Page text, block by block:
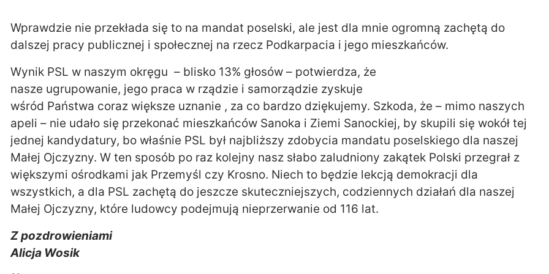
Wprawdzie nie przekłada się to na mandat poselski, ale jest dla mnie ogromną zachętą do
dalszej pracy publicznej i społecznej na rzecz Podkarpacia i jego mieszkańców.
Wynik PSL w naszym okręgu – blisko 13% głosów – potwierdza, że
nasze ugrupowanie, jego praca w rządzie i samorządzie zyskuje
wśród Państwa coraz większe uznanie , za co bardzo dziękujemy. Szkoda, że – mimo naszych
apeli – nie udało się przekonać mieszkańców Sanoka i Ziemi Sanockiej, by skupili się wokół tej
jednej kandydatury, bo właśnie PSL był najbliższy zdobycia mandatu poselskiego dla naszej
Małej Ojczyzny. W ten sposób po raz kolejny nasz słabo zaludniony zakątek Polski przegrał z
większymi ośrodkami jak Przemyśl czy Krosno. Niech to będzie lekcją demokracji dla
wszystkich, a dla PSL zachętą do jeszcze skuteczniejszych, codziennych działań dla naszej
Małej Ojczyzny, które ludowcy podejmują nieprzerwanie od 116 lat.
Z pozdrowieniami
Alicja Wosik